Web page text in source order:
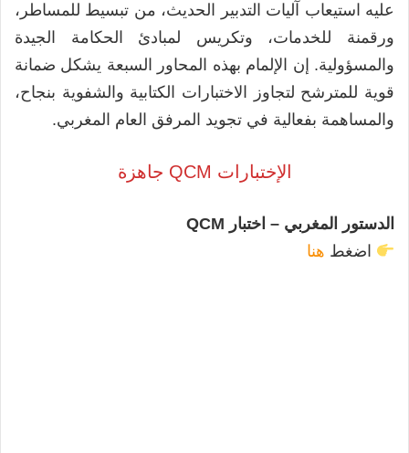
عليه استيعاب آليات التدبير الحديث، من تبسيط للمساطر،
ورقمنة للخدمات، وتكريس لمبادئ الحكامة الجيدة
والمسؤولية. إن الإلمام بهذه المحاور السبعة يشكل ضمانة
قوية للمترشح لتجاوز الاختبارات الكتابية والشفوية بنجاح،
والمساهمة بفعالية في تجويد المرفق العام المغربي.
الإختبارات QCM جاهزة
الدستور المغربي – اختبار QCM
اضغط هنا